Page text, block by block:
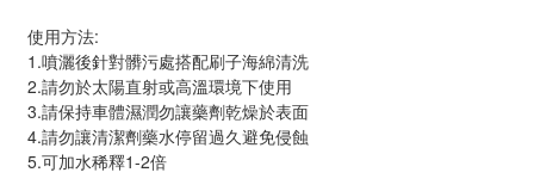
使用方法:
1.噴灑後針對髒污處搭配刷子海綿清洗
2.請勿於太陽直射或高溫環境下使用
3.請保持車體濕潤勿讓藥劑乾燥於表面
4.請勿讓清潔劑藥水停留過久避免侵蝕
5.可加水稀釋1-2倍